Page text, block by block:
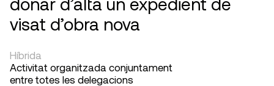
visat d’obra nova
Híbrida
Activitat organitzada conjuntament
entre totes les delegacions